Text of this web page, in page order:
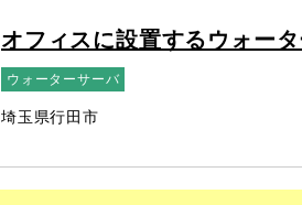
オフィスに設置するウォー
ウォーターサーバ
埼玉県行田市